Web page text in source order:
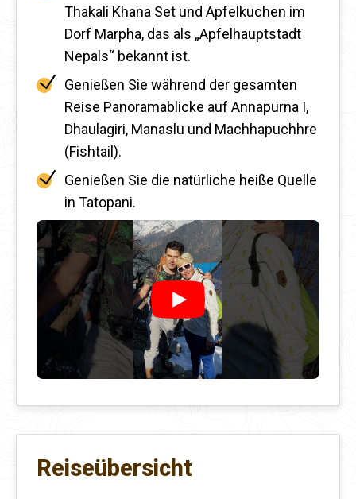
Thakali Khana Set und Apfelkuchen im
Dorf Marpha, das als „Apfelhauptstadt
Nepals“ bekannt ist.
Genießen Sie während der gesamten
Reise Panoramablicke auf Annapurna I,
Dhaulagiri, Manaslu und Machhapuchhre
(Fishtail).
Genießen Sie die natürliche heiße Quelle
in Tatopani.
Reiseübersicht